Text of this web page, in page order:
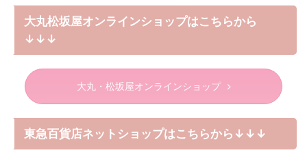
大丸松坂屋オンラインショップはこちらから
↓↓↓
大丸・松坂屋オンラインショップ
東急百貨店ネットショップはこちらから↓↓↓